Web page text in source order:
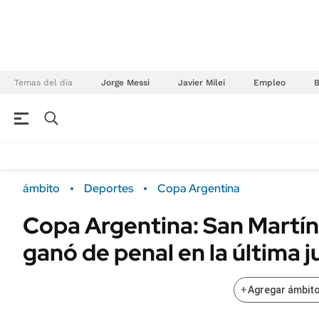
Temas del día Jorge Messi Javier Milei Empleo
Campo
FINANZAS
Real Estate
Sustentabilidad
Seguros
POLÍTICA
ámbito Deportes Copa Argentina
Copa Argentina: San
ganó de penal en la última
+Agregar